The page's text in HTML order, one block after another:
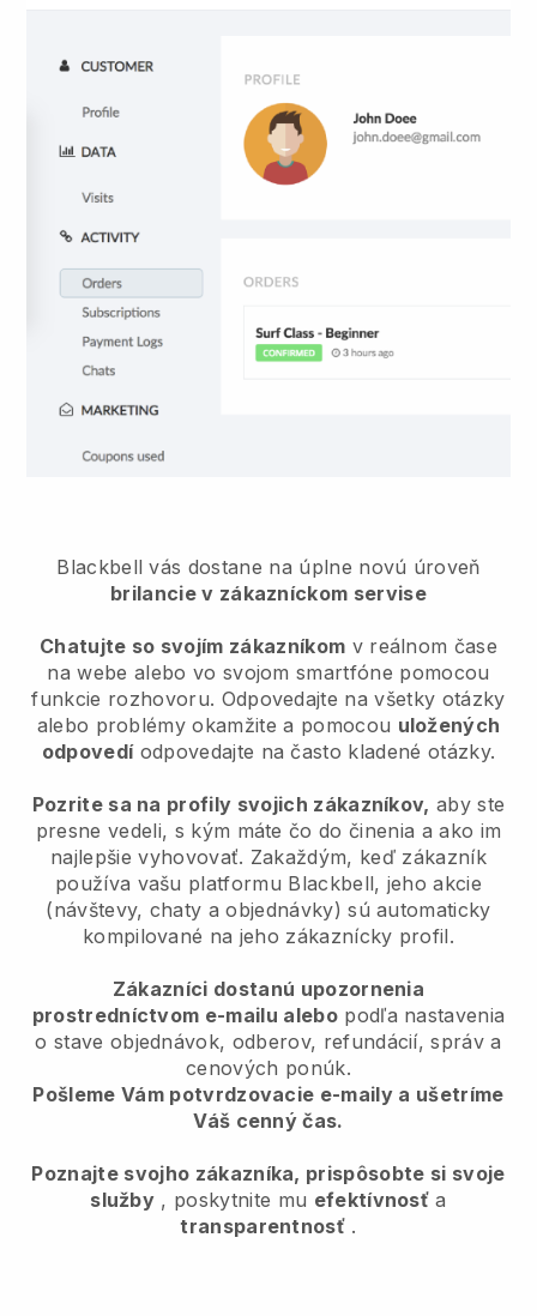
Blackbell vás dostane na úplne novú úroveň
brilancie v zákazníckom servise
Chatujte so svojím zákazníkom v reálnom čase
na webe alebo vo svojom smartfóne pomocou
funkcie rozhovoru. Odpovedajte na všetky otázky
alebo problémy okamžite a pomocou uložených
odpovedíodpovedajte na často kladené otázky.
Pozrite sa na profily svojich zákazníkov, aby ste
presne vedeli, s kým máte čo do činenia a ako im
najlepšie vyhovovať. Zakaždým, keď zákazník
používa vašu platformu Blackbell, jeho akcie
(návštevy, chaty a objednávky) sú automaticky
kompilované na jeho zákaznícky profil.
Zákazníci dostanú upozornenia
prostredníctvom e-mailu alebopodľa nastavenia
o stave objednávok, odberov, refundácií, správ a
cenových ponúk.
Pošleme Vám potvrdzovacie e-maily a ušetríme
Váš cenný čas.
Poznajte svojho zákazníka, prispôsobte si svoje
služby , poskytnite mu efektívnosť a
transparentnosť .